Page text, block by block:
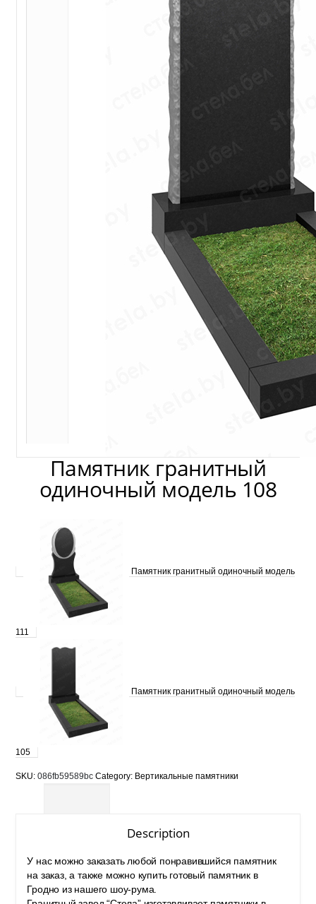
Памятник гранитный
одиночный модель 108
Памятник гранитный одиночный модель
111
Памятник гранитный одиночный модель
105
SKU:086fb59589bc Category: Вертикальные памятники
Description
У нас можно заказать любой понравившийся памятник
на заказ, а также можно купить готовый памятник в
Гродно из нашего шоу-рума.